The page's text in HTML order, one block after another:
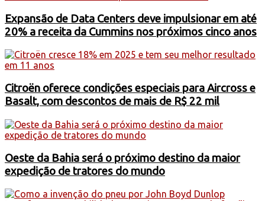
Expansão de Data Centers deve impulsionar em até
20% a receita da Cummins nos próximos cinco anos
Citroën oferece condições especiais para Aircross e
Basalt, com descontos de mais de R$ 22 mil
Oeste da Bahia será o próximo destino da maior
expedição de tratores do mundo